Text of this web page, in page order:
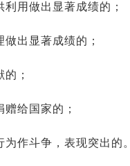
利用做出显著成绩的；
做出显著成绩的；
；
给国家的；
作斗争，表现突出的。